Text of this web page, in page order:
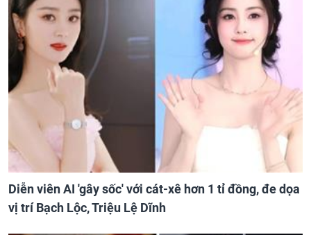
Diễn viên AI 'gây sốc' với cát-xê hơn 1 tỉ đồng, đe dọa
vị trí Bạch Lộc, Triệu Lệ Dĩnh